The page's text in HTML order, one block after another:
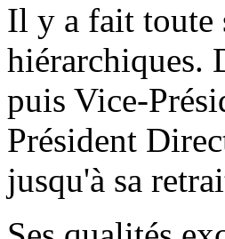
Il y a fait toute
hiérarchiques.
puis Vice-
Président
jusqu'à sa